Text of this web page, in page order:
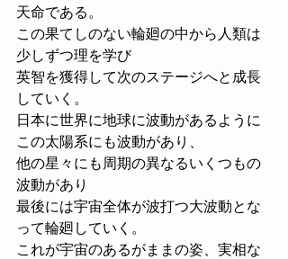
天命である。
この果てしのない輪廻の中から人類は
少しずつ理を学び
英智を獲得して次のステージへと成長
していく。
日本に世界に地球に波動があるように
この太陽系にも波動があり、
他の星々にも周期の異なるいくつもの
波動があり
最後には宇宙全体が波打つ大波動とな
って輪廻していく。
これが宇宙のあるがままの姿、実相な